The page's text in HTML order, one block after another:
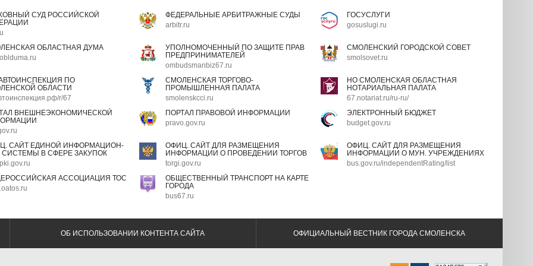
СУД РОССИЙСКОЙ
ФЕДЕРАЛЬНЫЕ АРБИТРАЖНЫЕ СУДЫ
arbitr.ru
ГОСУСЛУГИ
gosuslugi.ru
ОБЛАСТНАЯ ДУМА
УПОЛНОМОЧЕННЫЙ ПО ЗАЩИТЕ ПРАВ
ПРЕДПРИНИМАТЕЛЕЙ
ombudsmanbiz67.ru
СМОЛЕНСКИЙ ГОРОДСКОЙ СОВЕТ
smolsovet.ru
ПО
ОБЛАСТИ
r/67
СМОЛЕНСКАЯ ТОРГОВО-
ПРОМЫШЛЕННАЯ ПАЛАТА
smolenskcci.ru
НО СМОЛЕНСКАЯ ОБЛАСТНАЯ
НОТАРИАЛЬНАЯ ПАЛАТА
67.notariat.ru/ru-ru/
ВНЕШНЕЭКОНОМИЧЕСКОЙ
ПОРТАЛ ПРАВОВОЙ ИНФОРМАЦИИ
pravo.gov.ru
ЭЛЕКТРОННЫЙ БЮДЖЕТ
budget.gov.ru
САЙТ ЕДИНОЙ ИНФОРМАЦИОН-
СИСТЕМЫ В СФЕРЕ ЗАКУПОК
ОФИЦ. САЙТ ДЛЯ РАЗМЕЩЕНИЯ
ИНФОРМАЦИИ О ПРОВЕДЕНИИ ТОРГОВ
torgi.gov.ru
ОФИЦ. САЙТ ДЛЯ РАЗМЕЩЕНИЯ
ИНФОРМАЦИИ О МУН. УЧРЕЖДЕНИЯХ
bus.gov.ru/independentRating/list
АССОЦИАЦИЯ ТОС
ОБЩЕСТВЕННЫЙ ТРАНСПОРТ НА КАРТЕ
ГОРОДА
bus67.ru
ОБ ИСПОЛЬЗОВАНИИ КОНТЕНТА САЙТА ОФИЦИАЛЬНЫЙ ВЕСТНИК ГОРОДА СМОЛЕНСКА